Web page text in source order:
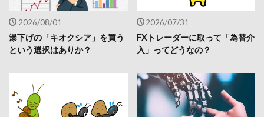
2026/08/01
瀑下げの「キオクシア」を買う
という選択はありか？
2026/07/31
FXトレーダーに取って「為替介
入」ってどうなの？